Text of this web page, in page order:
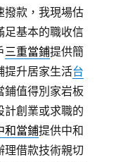
撥款，我現場估
足基本的職收信
三重當鋪提供簡
提升居家生活台
鋪值得別家岩板
計創業或求職的
和當鋪提供中和
理借款技術親切